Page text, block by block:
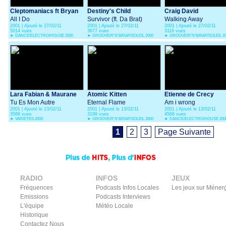
Cleptomaniacs ft Bryan
Chambers
All I Do
2001 | Ajouté le 27/02/11
5014 vues
► DANCE/ELECTRO/HOUSE 2000
Destiny's Child
Survivor (ft. Da Brat)
2001 | Ajouté le 27/02/11
3677 vues
► GROOVE/R'N'B/RAP/SOLEIL 2000
Craig David
Walking Away
2001 | Ajouté le 27/02/11
3116 vues
► GROOVE/R'N'B/RAP/SOLEIL
Lara Fabian & Maurane
Tu Es Mon Autre
2001 | Ajouté le 13/02/11
3566 vues
► VARIETES 2000
Atomic Kitten
Eternal Flame
2001 | Ajouté le 13/02/11
3199 vues
► GROOVE/R'N'B/RAP/SOLEIL 2000
Etienne de Crecy
Am i wrong
2001 | Ajouté le 13/02/11
4568 vues
► DANCE/ELECTRO/HOUSE
1 2 3 Page Suivante
RADIO
Fréquences
Emissions
L'équipe
Historique
Contactez Nous
INFOS
Podcasts Infos Locales
Podcasts Interviews
Météo Locale
JEUX
Les jeux sur